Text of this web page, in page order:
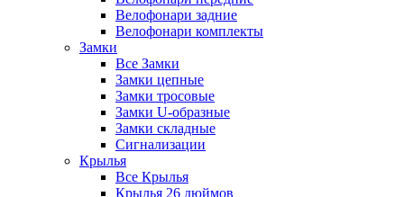
Велофонари задние
Велофонари комплекты
Замки
Все Замки
Замки цепные
Замки тросовые
Замки U-образные
Замки складные
Сигнализации
Крылья
Все Крылья
Крылья 26 дюймов